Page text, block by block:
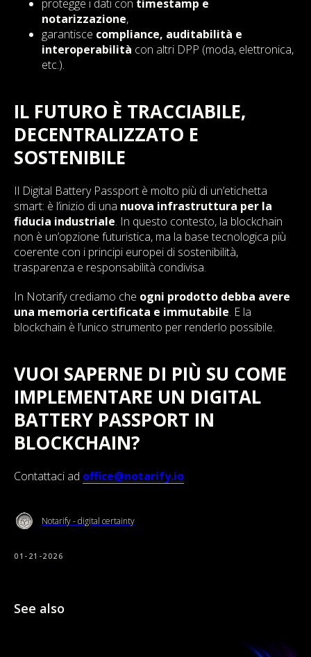
protegge i dati con timestamp e
notarizzazione,
garantisce compliance, auditabilità e
interoperabilità con altri DPP (moda, elettronica,
etc.).
IL FUTURO È TRACCIABILE,
DECENTRALIZZATO E
SOSTENIBILE
Il Digital Battery Passport è molto più di un’etichetta
smart: è l’inizio di una nuova infrastruttura per la
fiducia industriale. In questo contesto, la blockchain
non è un’opzione futuristica, ma la base tecnologica più
coerente con i principi europei di sostenibilità,
trasparenza e responsabilità condivisa.
In Notarify crediamo che ogni prodotto debba avere
una memoria certificata e immutabile. E la
blockchain è l’unico strumento per renderlo possibile.
VUOI SAPERNE DI PIÙ SU COME
IMPLEMENTARE UN DIGITAL
BATTERY PASSPORT IN
BLOCKCHAIN?
Contattaci ad office@notarify.io
Notarify - digital certainty
01-21-2026
See also